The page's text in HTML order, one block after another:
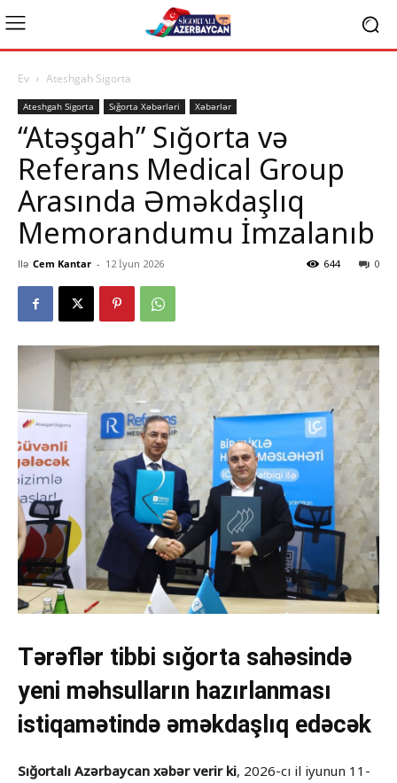
Ev Ateshgah Sigorta
Ateshgah Sigorta Sığorta Xəbərləri Xəbərlər
“Atəşgah” Sığorta və
Referans Medical Group
Arasında Əməkdaşlıq
Memorandumu İmzalanıb
Ilə Cem Kantar - 12 İyun 2026 0
644
Tərəflər tibbi sığorta sahəsində
yeni məhsulların hazırlanması
istiqamətində əməkdaşlıq edəcək
Sığortalı Azərbaycan xəbər verir ki, 2026-cı il iyunun 11-